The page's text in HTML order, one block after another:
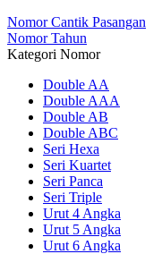
Nomor Cantik Pasangan
Nomor Tahun
Kategori Nomor
Double AA
Double AAA
Double AB
Double ABC
Seri Hexa
Seri Kuartet
Seri Panca
Seri Triple
Urut 4 Angka
Urut 5 Angka
Urut 6 Angka